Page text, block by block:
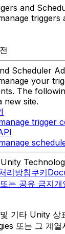
and
triggers
Scheduler
your
The
new site.
trigger
리방침쿠키
는 공유 금지개
기타 Unity 상
또는 그 계열